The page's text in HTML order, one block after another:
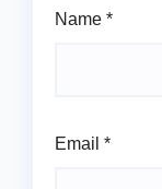
Name *
Email *